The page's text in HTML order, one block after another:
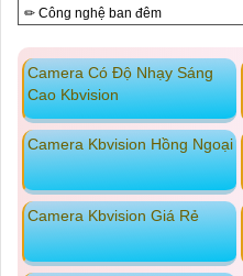
✏ Công nghệ ban đêm
Camera Có Độ Nhạy Sáng
Cao Kbvision
Camera Kbvision Hồng Ngoại
Camera Kbvision Giá Rẻ